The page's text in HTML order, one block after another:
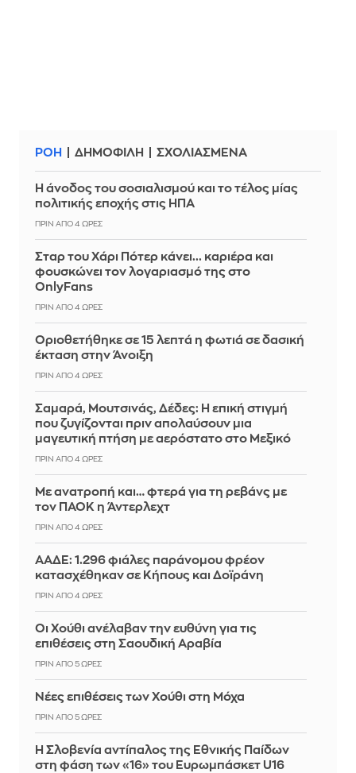
ΡΟΗ ΔΗΜΟΦΙΛΗ ΣΧΟΛΙΑΣΜΕΝΑ
Η άνοδος του σοσιαλισμού και το τέλος μίας
πολιτικής εποχής στις ΗΠΑ
ΠΡΙΝ ΑΠΌ 4 ΏΡΕΣ
Σταρ του Χάρι Πότερ κάνει... καριέρα και
φουσκώνει τον λογαριασμό της στο
OnlyFans
ΠΡΙΝ ΑΠΌ 4 ΏΡΕΣ
Οριοθετήθηκε σε 15 λεπτά η φωτιά σε δασική
έκταση στην Άνοιξη
ΠΡΙΝ ΑΠΌ 4 ΏΡΕΣ
Σαμαρά, Μουτσινάς, Δέδες: Η επική στιγμή
που ζυγίζονται πριν απολαύσουν μια
μαγευτική πτήση με αερόστατο στο Μεξικό
ΠΡΙΝ ΑΠΌ 4 ΏΡΕΣ
Με ανατροπή και… φτερά για τη ρεβάνς με
τον ΠΑΟΚ η Άντερλεχτ
ΠΡΙΝ ΑΠΌ 4 ΏΡΕΣ
ΑΑΔΕ: 1.296 φιάλες παράνομου φρέον
κατασχέθηκαν σε Κήπους και Δοϊράνη
ΠΡΙΝ ΑΠΌ 4 ΏΡΕΣ
Οι Χούθι ανέλαβαν την ευθύνη για τις
επιθέσεις στη Σαουδική Αραβία
ΠΡΙΝ ΑΠΌ 5 ΏΡΕΣ
Νέες επιθέσεις των Χούθι στη Μόχα
ΠΡΙΝ ΑΠΌ 5 ΏΡΕΣ
Η Σλοβενία αντίπαλος της Εθνικής Παίδων
στη φάση των «16» του Ευρωμπάσκετ U16